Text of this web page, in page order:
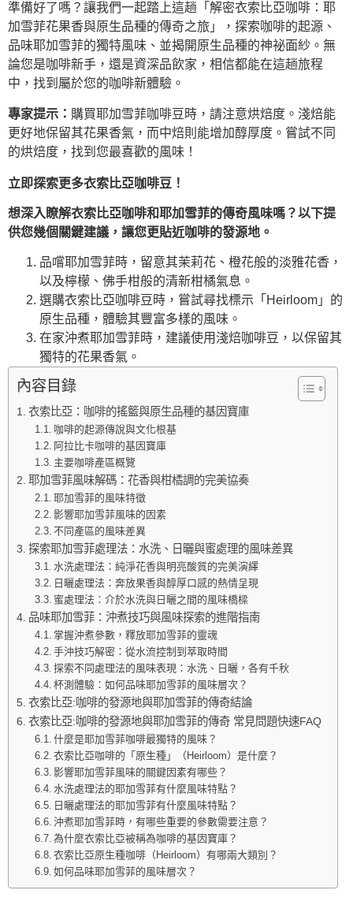
準備好了嗎？讓我們一起踏上這趟「解密衣索比亞咖啡：耶
加雪菲花果香與原生品種的傳奇之旅」，探索咖啡的起源、
品味耶加雪菲的獨特風味、並揭開原生品種的神祕面紗。無
論您是咖啡新手，還是資深品飲家，相信都能在這趟旅程
中，找到屬於您的咖啡新體驗。
專家提示： 購買耶加雪菲咖啡豆時，請注意烘焙度。淺焙能
更好地保留其花果香氣，而中焙則能增加醇厚度。嘗試不同
的烘焙度，找到您最喜歡的風味！
立即探索更多衣索比亞咖啡豆！
想深入瞭解衣索比亞咖啡和耶加雪菲的傳奇風味嗎？以下提
供您幾個關鍵建議，讓您更貼近咖啡的發源地。
品嚐耶加雪菲時，留意其茉莉花、橙花般的淡雅花香，
以及檸檬、佛手柑般的清新柑橘氣息。
選購衣索比亞咖啡豆時，嘗試尋找標示「Heirloom」的
原生品種，體驗其豐富多樣的風味。
在家沖煮耶加雪菲時，建議使用淺焙咖啡豆，以保留其
獨特的花果香氣。
內容目錄
衣索比亞：咖啡的搖籃與原生品種的基因寶庫
咖啡的起源傳說與文化根基
阿拉比卡咖啡的基因寶庫
主要咖啡產區概覽
耶加雪菲風味解碼：花香與柑橘調的完美協奏
耶加雪菲的風味特徵
影響耶加雪菲風味的因素
不同產區的風味差異
探索耶加雪菲處理法：水洗、日曬與蜜處理的風味差異
水洗處理法：純淨花香與明亮酸質的完美演繹
日曬處理法：奔放果香與醇厚口感的熱情呈現
蜜處理法：介於水洗與日曬之間的風味橋樑
品味耶加雪菲：沖煮技巧與風味探索的進階指南
掌握沖煮參數，釋放耶加雪菲的靈魂
手沖技巧解密：從水流控制到萃取時間
探索不同處理法的風味表現：水洗、日曬，各有千秋
杯測體驗：如何品味耶加雪菲的風味層次？
衣索比亞:咖啡的發源地與耶加雪菲的傳奇結論
衣索比亞:咖啡的發源地與耶加雪菲的傳奇 常見問題快速FAQ
什麼是耶加雪菲咖啡最獨特的風味？
衣索比亞咖啡的「原生種」（Heirloom）是什麼？
影響耶加雪菲風味的關鍵因素有哪些？
水洗處理法的耶加雪菲有什麼風味特點？
日曬處理法的耶加雪菲有什麼風味特點？
沖煮耶加雪菲時，有哪些重要的參數需要注意？
為什麼衣索比亞被稱為咖啡的基因寶庫？
衣索比亞原生種咖啡（Heirloom）有哪兩大類別？
如何品味耶加雪菲的風味層次？